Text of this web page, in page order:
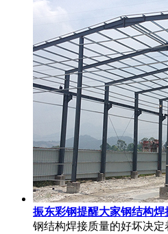
振东彩钢提醒大家钢结构
钢结构焊接质量的好坏决